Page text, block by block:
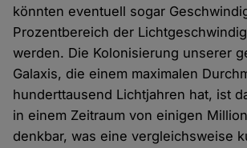
könnten eventuell sogar
Prozentbereich der
werden. Die Kolonisierung unserer
Galaxis, die einem maximalen
hunderttausend Lichtjahren hat, ist
in einem Zeitraum von einigen
denkbar, was eine vergleichsweise